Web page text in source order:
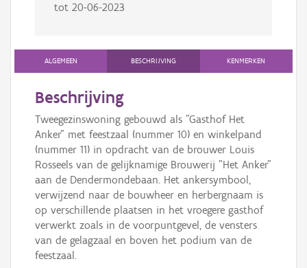
tot 20-06-2023
ALGEMEEN BESCHRIJVING KENMERKEN
Beschrijving
Tweegezinswoning gebouwd als "Gasthof Het
Anker" met feestzaal (nummer 10) en winkelpand
(nummer 11) in opdracht van de brouwer Louis
Rosseels van de gelijknamige Brouwerij "Het Anker"
aan de Dendermondebaan. Het ankersymbool,
verwijzend naar de bouwheer en herbergnaam is
op verschillende plaatsen in het vroegere gasthof
verwerkt zoals in de voorpuntgevel, de vensters
van de gelagzaal en boven het podium van de
feestzaal.